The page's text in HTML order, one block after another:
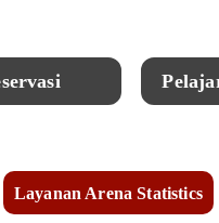
Layanan Arena Statistics